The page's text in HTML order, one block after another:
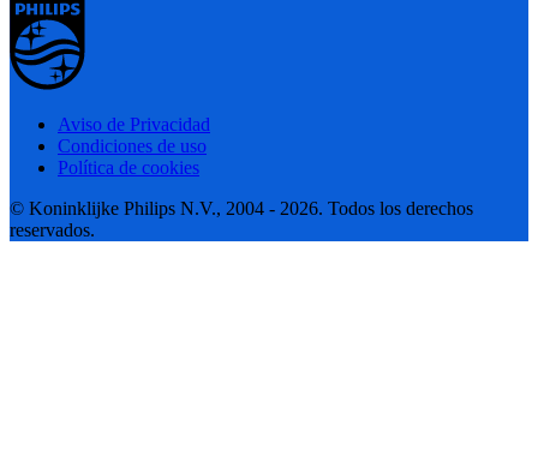
Aviso de Privacidad
Condiciones de uso
Política de cookies
© Koninklijke Philips N.V., 2004 - 2026. Todos los derechos
reservados.